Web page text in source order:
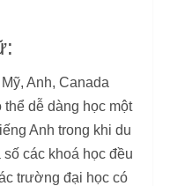
Anh, Canada
dễ dàng học một
Anh trong khi du
các khoá học đều
trường đại học có